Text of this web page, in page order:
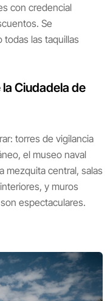
con credencial
Se
todas las taquillas
Ciudadela de
torres de vigilancia
el museo naval
mezquita central, salas
y muros
espectaculares.